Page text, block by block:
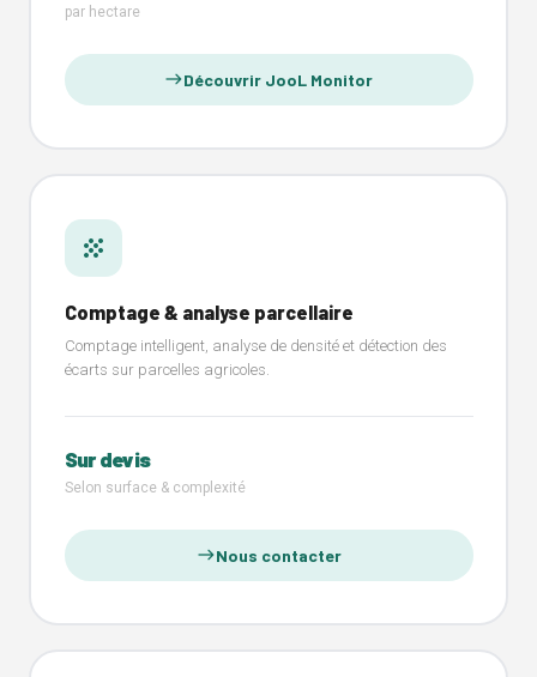
par hectare
eastDécouvrir JooL Monitor
grain
Comptage & analyse parcellaire
Comptage intelligent, analyse de densité et détection des
écarts sur parcelles agricoles.
Sur devis
Selon surface & complexité
eastNous contacter